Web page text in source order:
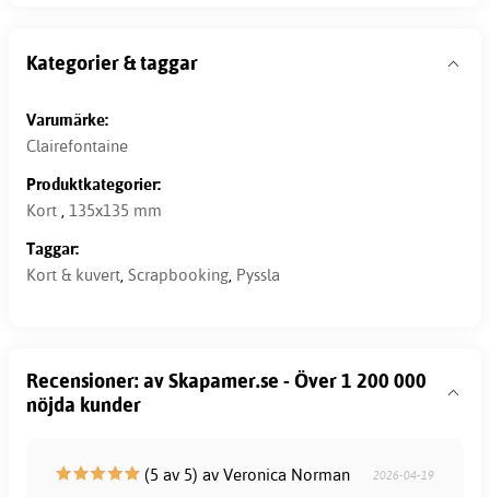
Kategorier & taggar
Varumärke:
Clairefontaine
Produktkategorier:
Kort , 135x135 mm
Taggar:
Kort & kuvert, Scrapbooking, Pyssla
Recensioner: av Skapamer.se - Över 1 200 000
nöjda kunder
(5 av 5) av Veronica Norman 2026-04-19